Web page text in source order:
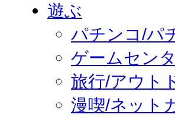
遊ぶ
パチンコ/パ
ゲームセン
旅行/アウト
漫喫/ネット